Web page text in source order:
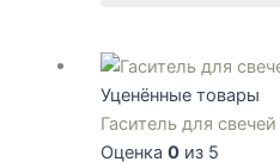
Уценённые товары
Гаситель для
Оценка 0из 5